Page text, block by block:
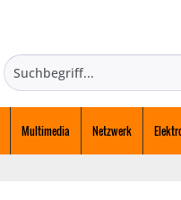
Multimedia Netzwerk